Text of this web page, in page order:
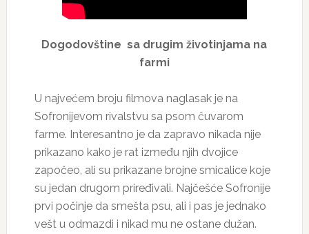
Dogodovštine sa drugim životinjama na
farmi
U najvećem broju filmova naglasak je na
Sofronijevom rivalstvu sa psom čuvarom
farme. Interesantno je da zapravo nikada nije
prikazano kako je rat između njih dvojice
započeo, ali su prikazane brojne smicalice koje
su jedan drugom priređivali. Najčešće Sofronije
prvi počinje da smešta psu, ali i pas je jednako
vešt u odmazdi i nikad mu ne ostane dužan.